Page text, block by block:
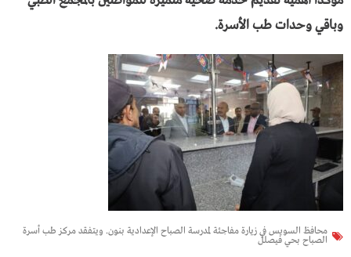
وباقي وحدات طب الأسرة.
محافظ السويس في زيارة مفاجئة لمدرسة الصباح الإعدادية بنون. ويتفقد مركز طب أسرة
الصباح بحي فيصلل